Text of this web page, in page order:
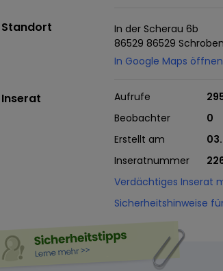
Standort
In der Scherau 6b
86529 86529
In Google Maps öffnen
Inserat Aufrufe
Beobachter
0
Erstellt am
Inseratnummer
Verdächtiges Inserat
Sicherheitshinweise